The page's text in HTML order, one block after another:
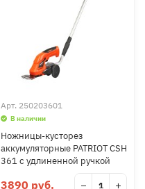
Арт. 250203601
В наличии
Ножницы-кусторез
аккумуляторные PATRIOT CSH
361 с удлиненной ручкой
3890 руб. − +